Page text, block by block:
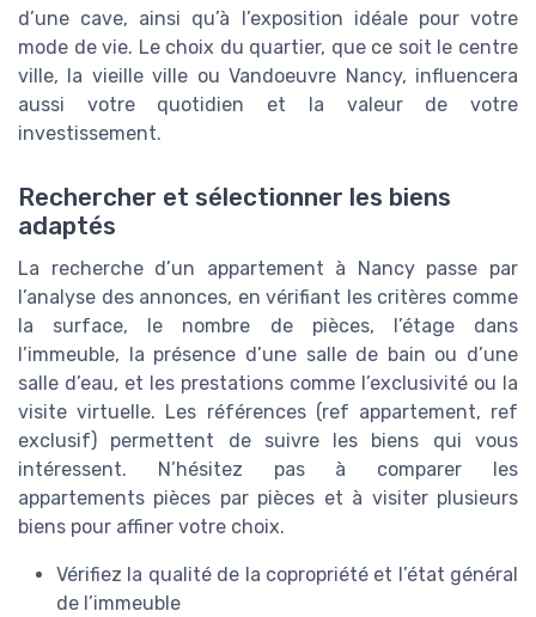
d’une cave, ainsi qu’à l’exposition idéale pour votre
mode de vie. Le choix du quartier, que ce soit le centre
ville, la vieille ville ou Vandoeuvre Nancy, influencera
aussi votre quotidien et la valeur de votre
investissement.
Rechercher et sélectionner les biens
adaptés
La recherche d’un appartement à Nancy passe par
l’analyse des annonces, en vérifiant les critères comme
la surface, le nombre de pièces, l’étage dans
l’immeuble, la présence d’une salle de bain ou d’une
salle d’eau, et les prestations comme l’exclusivité ou la
visite virtuelle. Les références (ref appartement, ref
exclusif) permettent de suivre les biens qui vous
intéressent. N’hésitez pas à comparer les
appartements pièces par pièces et à visiter plusieurs
biens pour affiner votre choix.
Vérifiez la qualité de la copropriété et l’état général
de l’immeuble